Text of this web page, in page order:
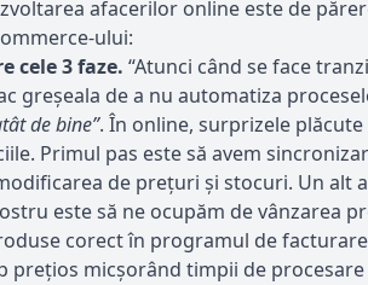
afacerilor online este de
ului:
cele 3 faze. “Atunci când se face
greșeala de a nu automatiza
de bine”. În online, surprizele
Primul pas este să avem
de prețuri și stocuri. Un alt
este să ne ocupăm de vânzarea
corect în programul de
prețios micșorând timpii de